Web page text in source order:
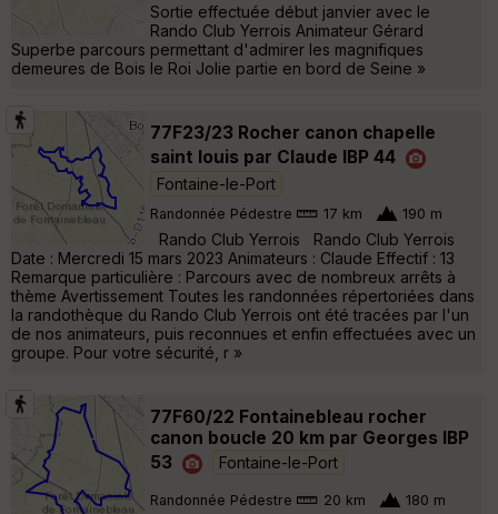
Sortie effectuée début janvier avec le
Rando Club Yerrois Animateur Gérard
Superbe parcours permettant d'admirer les magnifiques
demeures de Bois le Roi Jolie partie en bord de Seine »
77F23/23 Rocher canon chapelle
saint louis par Claude IBP 44
Fontaine-le-Port
Randonnée Pédestre 17 km 190 m
Rando Club Yerrois Rando Club Yerrois
Date : Mercredi 15 mars 2023 Animateurs : Claude Effectif : 13
Remarque particulière : Parcours avec de nombreux arrêts à
thème Avertissement Toutes les randonnées répertoriées dans
la randothèque du Rando Club Yerrois ont été tracées par l'un
de nos animateurs, puis reconnues et enfin effectuées avec un
groupe. Pour votre sécurité, r »
77F60/22 Fontainebleau rocher
canon boucle 20 km par Georges IBP
53
Fontaine-le-Port
Randonnée Pédestre 20 km 180 m